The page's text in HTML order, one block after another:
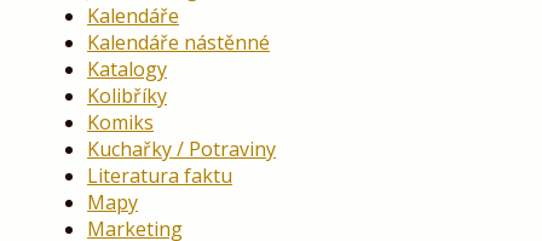
Kalendáře
Kalendáře nástěnné
Katalogy
Kolibříky
Komiks
Kuchařky / Potraviny
Literatura faktu
Mapy
Marketing